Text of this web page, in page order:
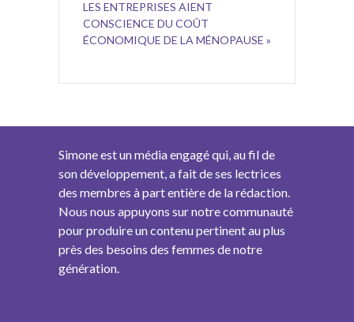
LES ENTREPRISES AIENT
CONSCIENCE DU COÛT
ÉCONOMIQUE DE LA MÉNOPAUSE »
Simone est un média engagé qui, au fil de
son développement, a fait de ses lectrices
des membres à part entière de la rédaction.
Nous nous appuyons sur notre communauté
pour produire un contenu pertinent au plus
près des besoins des femmes de notre
génération.